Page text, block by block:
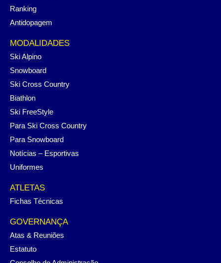
Ranking
Antidopagem
MODALIDADES
Ski Alpino
Snowboard
Ski Cross Country
Biathlon
Ski FreeStyle
Para Ski Cross Country
Para Snowboard
Notícias – Esportivas
Uniformes
ATLETAS
Fichas Técnicas
GOVERNANÇA
Atas & Reuniões
Estatuto